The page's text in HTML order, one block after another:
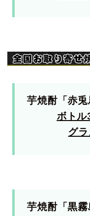
芋焼酎「赤
ボトル
グ
芋焼酎「黒